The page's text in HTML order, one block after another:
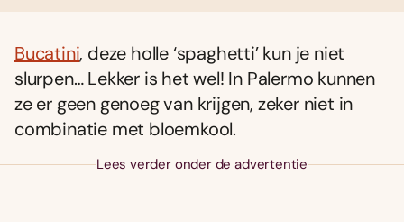
Bucatini, deze holle ‘spaghetti’ kun je niet
slurpen… Lekker is het wel! In Palermo kunnen
ze er geen genoeg van krijgen, zeker niet in
combinatie met bloemkool.
Lees verder onder de advertentie